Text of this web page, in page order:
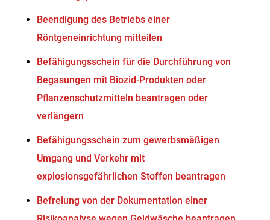
Beendigung des Betriebs einer
Röntgeneinrichtung mitteilen
Befähigungsschein für die Durchführung von
Begasungen mit Biozid-Produkten oder
Pflanzenschutzmitteln beantragen oder
verlängern
Befähigungsschein zum gewerbsmäßigen
Umgang und Verkehr mit
explosionsgefährlichen Stoffen beantragen
Befreiung von der Dokumentation einer